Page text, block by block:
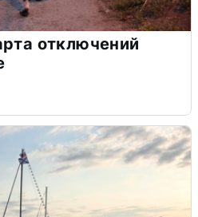
отключений